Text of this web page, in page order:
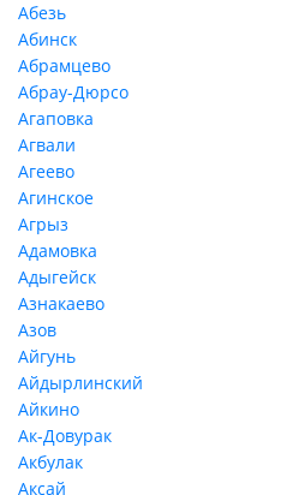
Абезь
Абинск
Абрамцево
Абрау-Дюрсо
Агаповка
Агвали
Агеево
Агинское
Агрыз
Адамовка
Адыгейск
Азнакаево
Азов
Айгунь
Айдырлинский
Айкино
Ак-Довурак
Акбулак
Аксай